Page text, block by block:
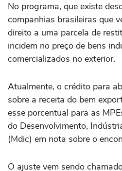
No programa, que existe
companhias brasileiras que
direito a uma parcela de
incidem no preço de bens
comercializados no exterior.
Atualmente, o crédito para
sobre a receita do bem
esse porcentual para as
do Desenvolvimento,
(Mdic) em nota sobre o
O ajuste vem sendo